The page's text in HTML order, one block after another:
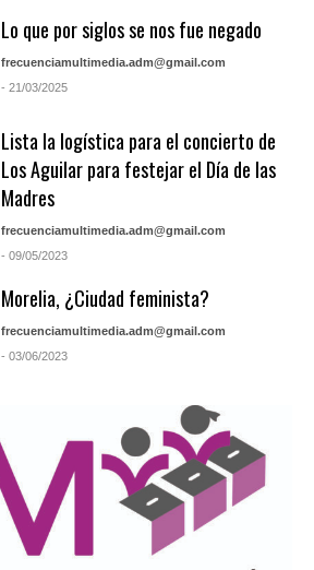
Lo que por siglos se nos fue negado
frecuenciamultimedia.adm@gmail.com
- 21/03/2025
Lista la logística para el concierto de
Los Aguilar para festejar el Día de las
Madres
frecuenciamultimedia.adm@gmail.com
- 09/05/2023
Morelia, ¿Ciudad feminista?
frecuenciamultimedia.adm@gmail.com
- 03/06/2023